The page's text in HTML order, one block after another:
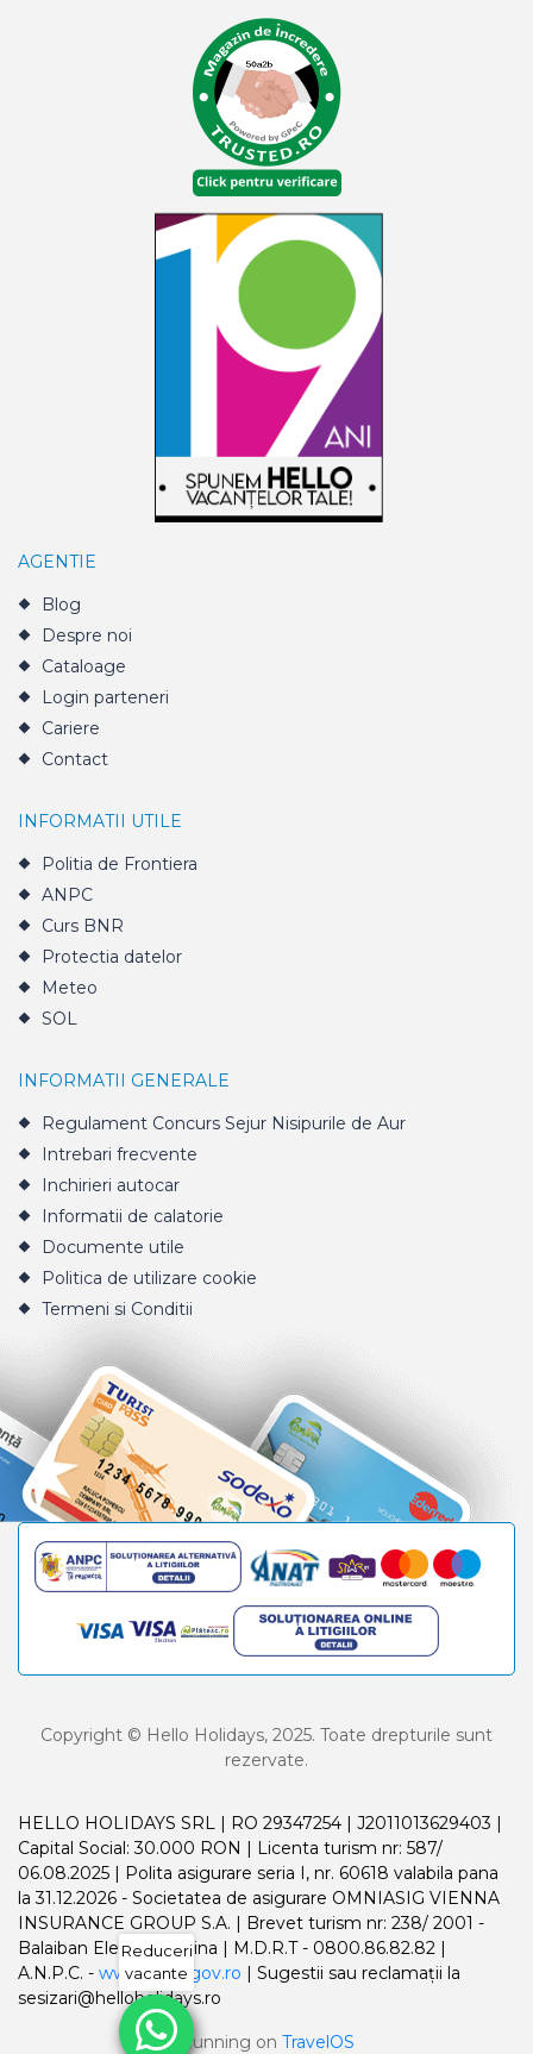
AGENTIE
Blog
Despre noi
Cataloage
Login parteneri
Cariere
Contact
INFORMATII UTILE
Politia de Frontiera
ANPC
Curs BNR
Protectia datelor
Meteo
SOL
INFORMATII GENERALE
Regulament Concurs Sejur Nisipurile de Aur
Intrebari frecvente
Inchirieri autocar
Informatii de calatorie
Documente utile
Politica de utilizare cookie
Termeni si Conditii
Copyright © Hello Holidays, 2025. Toate drepturile sunt
rezervate.
HELLO HOLIDAYS SRL | RO 29347254 | J2011013629403 |
Capital Social: 30.000 RON | Licenta turism nr: 587/
06.08.2025 | Polita asigurare seria I, nr. 60618 valabila pana
la 31.12.2026 - Societatea de asigurare OMNIASIG VIENNA
INSURANCE GROUP S.A. | Brevet turism nr: 238/ 2001 -
Balaiban Elena Madalina | M.D.R.T - 0800.86.82.82 |
A.N.P.C. - www.anpc.gov.ro | Sugestii sau reclamații la
sesizari@helloholidays.ro
Running on TravelOS
Reduceri
vacante